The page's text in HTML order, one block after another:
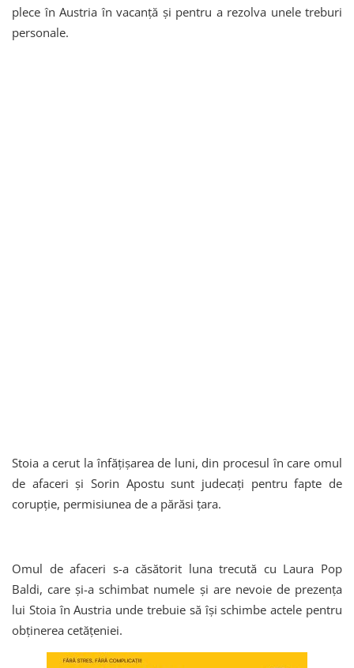
plece în Austria în vacanță și pentru a rezolva unele treburi
personale.
Stoia a cerut la înfățișarea de luni, din procesul în care omul
de afaceri și Sorin Apostu sunt judecați pentru fapte de
corupție, permisiunea de a părăsi țara.
Omul de afaceri s-a căsătorit luna trecută cu Laura Pop
Baldi, care și-a schimbat numele și are nevoie de prezența
lui Stoia în Austria unde trebuie să își schimbe actele pentru
obținerea cetățeniei.